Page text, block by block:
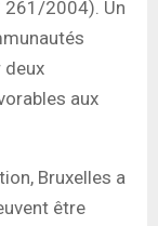
261/2004). Un
deux
aux
Bruxelles a
être